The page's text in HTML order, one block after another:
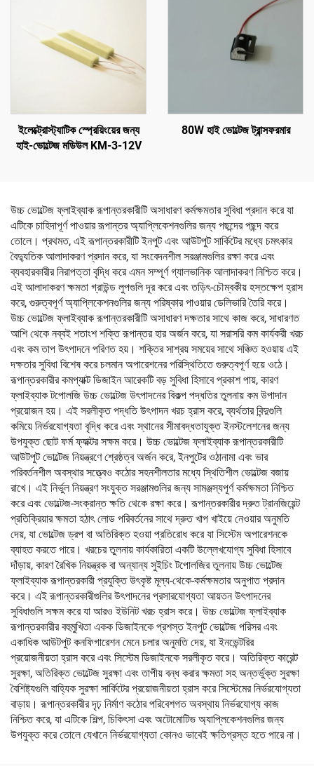
ইলেক্ট্রোস্ট্যাটিক স্প্রেয়িংয়ের জন্য
হাই-ভোল্টেজ মডিউল KM-3-12V
80W হাই ভোল্টেজ ট্রান্সফরমার
উচ্চ ভোল্টেজ ফ্লাইব্যাক রূপান্তরকারীটি অসাধারণ কর্মক্ষমতার সুবিধা প্রদান করে যা
এটিকে চাহিদাপূর্ণ পাওয়ার রূপান্তর অ্যাপ্লিকেশনগুলির জন্য পছন্দের পছন্দ করে
তোলে। প্রথমত, এই রূপান্তরকারীটি ইনপুট এবং আউটপুট সার্কিটের মধ্যে চমৎকার
বৈদ্যুতিক আলাদাকরণ প্রদান করে, যা সংবেদনশীল সরঞ্জামগুলির রক্ষা করে এবং
ব্যবহারকারীর নিরাপত্তা বৃদ্ধি করে এমন সম্পূর্ণ গ্যালভানিক আলাদাকরণ নিশ্চিত করে।
এই আলাদাকরণ ক্ষমতা গ্রাউন্ড লুপগুলি দূর করে এবং তড়িৎ-চৌম্বকীয় হস্তক্ষেপ হ্রাস
করে, গুরুত্বপূর্ণ অ্যাপ্লিকেশনগুলির জন্য পরিষ্কার পাওয়ার ডেলিভারি তৈরি করে।
উচ্চ ভোল্টেজ ফ্লাইব্যাক রূপান্তরকারীটি অসাধারণ দক্ষতার সাথে কাজ করে, সাধারণত
আশি থেকে নব্বই শতাংশ শক্তি রূপান্তর হার অর্জন করে, যা সরাসরি কম কার্যকরী খরচ
এবং কম তাপ উৎপাদনে পরিণত হয়। শক্তির সাশ্রয় সময়ের সাথে সঞ্চিত হওয়ায় এই
দক্ষতার সুবিধা বিশেষ করে চলমান অপারেশনের পরিস্থিতিতে গুরুত্বপূর্ণ হয়ে ওঠে।
রূপান্তরকারীর কমপ্যাক্ট ডিজাইন আরেকটি বড় সুবিধা হিসাবে প্রকাশ পায়, কারণ
ফ্লাইব্যাক টপোলজি উচ্চ ভোল্টেজ উৎপাদনের বিকল্প পদ্ধতির তুলনায় কম উপাদান
প্রয়োজন হয়। এই সরলীকৃত পদ্ধতি উৎপাদন খরচ হ্রাস করে, ব্যর্থতার বিন্দুগুলি
কমিয়ে নির্ভরযোগ্যতা বৃদ্ধি করে এবং স্থানের সীমাবদ্ধতাযুক্ত ইনস্টলেশনের জন্য
উপযুক্ত ছোট ফর্ম ফ্যাক্টর সক্ষম করে। উচ্চ ভোল্টেজ ফ্লাইব্যাক রূপান্তরকারীটি
আউটপুট ভোল্টেজ নিয়ন্ত্রণে শ্রেষ্ঠত্ব অর্জন করে, ইনপুটের ওঠানামা এবং ভার
পরিবর্তনশীল অবস্থার সত্ত্বেও কঠোর সহনশীলতার মধ্যে স্থিতিশীল ভোল্টেজ বজায়
রাখে। এই নির্ভুল নিয়ন্ত্রণ সংযুক্ত সরঞ্জামগুলির জন্য সামঞ্জস্যপূর্ণ কর্মক্ষমতা নিশ্চিত
করে এবং ভোল্টেজ-সংক্রান্ত ক্ষতি থেকে রক্ষা করে। রূপান্তরকারীর দ্রুত ট্রানজিয়েন্ট
প্রতিক্রিয়ার ক্ষমতা হঠাৎ লোড পরিবর্তনের সাথে দ্রুত খাপ খাইয়ে নেওয়ার অনুমতি
দেয়, যা ভোল্টেজ ড্রপ বা অতিরিক্ত হওয়া প্রতিরোধ করে যা সিস্টেম অপারেশনকে
ব্যাহত করতে পারে। খরচের তুলনায় কার্যকারিতা একটি উল্লেখযোগ্য সুবিধা হিসাবে
দাঁড়ায়, কারণ রৈখিক নিয়ন্ত্রক বা অন্যান্য সুইচিং টপোলজির তুলনায় উচ্চ ভোল্টেজ
ফ্লাইব্যাক রূপান্তরকারী প্রযুক্তি উৎকৃষ্ট মূল্য-থেকে-কর্মক্ষমতার অনুপাত প্রদান
করে। এই রূপান্তরকারীগুলির উৎপাদনের প্রসারযোগ্যতা আয়তন উৎপাদনের
সুবিধাগুলি সক্ষম করে যা আরও ইউনিট খরচ হ্রাস করে। উচ্চ ভোল্টেজ ফ্লাইব্যাক
রূপান্তরকারীর বহুমুখিতা একক ডিজাইনকে প্রশস্ত ইনপুট ভোল্টেজ পরিসর এবং
একাধিক আউটপুট কনফিগারেশন মেনে চলার অনুমতি দেয়, যা ইনভেন্টরির
প্রয়োজনীয়তা হ্রাস করে এবং সিস্টেম ডিজাইনকে সরলীকৃত করে। অতিরিক্ত কারেন্ট
সুরক্ষা, অতিরিক্ত ভোল্টেজ সুরক্ষা এবং তাপীয় বন্ধ করার ক্ষমতা সহ অন্তর্ভুক্ত সুরক্ষা
বৈশিষ্ট্যগুলি বাহ্যিক সুরক্ষা সার্কিটের প্রয়োজনীয়তা হ্রাস করে সিস্টেমের নির্ভরযোগ্যতা
বাড়ায়। রূপান্তরকারীর দৃঢ় নির্মাণ কঠোর পরিবেশগত অবস্থায় নির্ভরযোগ্য কাজ
নিশ্চিত করে, যা এটিকে শিল্প, চিকিৎসা এবং অটোমোটিভ অ্যাপ্লিকেশনগুলির জন্য
উপযুক্ত করে তোলে যেখানে নির্ভরযোগ্যতা কোনও ভাবেই ক্ষতিগ্রস্ত হতে পারে না।